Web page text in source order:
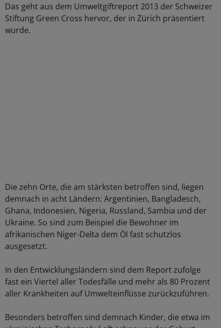
Das geht aus dem Umweltgiftreport 2013 der Schweizer
Stiftung Green Cross hervor, der in Zürich präsentiert
wurde.
Die zehn Orte, die am stärksten betroffen sind, liegen
demnach in acht Ländern: Argentinien, Bangladesch,
Ghana, Indonesien, Nigeria, Russland, Sambia und der
Ukraine. So sind zum Beispiel die Bewohner im
afrikanischen Niger-Delta dem Öl fast schutzlos
ausgesetzt.
In den Entwicklungsländern sind dem Report zufolge
fast ein Viertel aller Todesfälle und mehr als 80 Prozent
aller Krankheiten auf Umwelteinflüsse zurückzuführen.
Besonders betroffen sind demnach Kinder, die etwa im